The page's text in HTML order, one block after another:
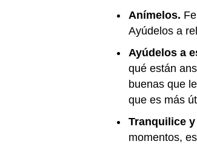
Anímelos.
Ayúdelos a
Ayúdelos a
qué están
buenas que
que es más
Tranquilice
momentos,